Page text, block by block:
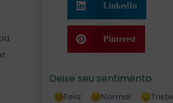
LinkedIn
Pinterest
Deixe seu sentimento
Feliz Normal Triste